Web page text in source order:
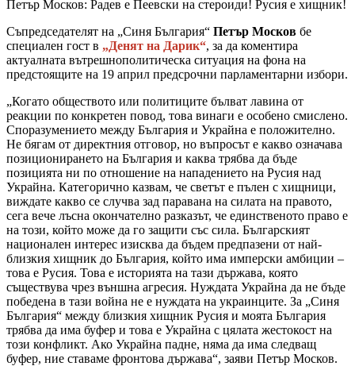
Петър Москов: Радев е Пеевски на стероиди! Русия е хищник!
Съпредседателят на „Синя България“ Петър Москов бе
специален гост в „Денят на Дарик“, за да коментира
актуалната вътрешнополитическа ситуация на фона на
предстоящите на 19 април предсрочни парламентарни избори.
„Когато обществото или политиците бълват лавина от
реакции по конкретен повод, това винаги е особено смислено.
Споразумението между България и Украйна е положително.
Не бягам от директния отговор, но въпросът е какво означава
позиционирането на България и каква трябва да бъде
позицията ни по отношение на нападението на Русия над
Украйна. Категорично казвам, че светът е пълен с хищници,
виждате какво се случва зад паравана на силата на правото,
сега вече лъсна окончателно разказът, че единственото право е
на този, който може да го защити със сила. Българският
национален интерес изисква да бъдем предпазени от най-
близкия хищник до България, който има имперски амбиции –
това е Русия. Това е историята на тази държава, която
съществува чрез външна агресия. Нуждата Украйна да не бъде
победена в тази война не е нуждата на украинците. За „Синя
България“ между близкия хищник Русия и моята България
трябва да има буфер и това е Украйна с цялата жестокост на
този конфликт. Ако Украйна падне, няма да има следващ
буфер, ние ставаме фронтова държава“, заяви Петър Москов.